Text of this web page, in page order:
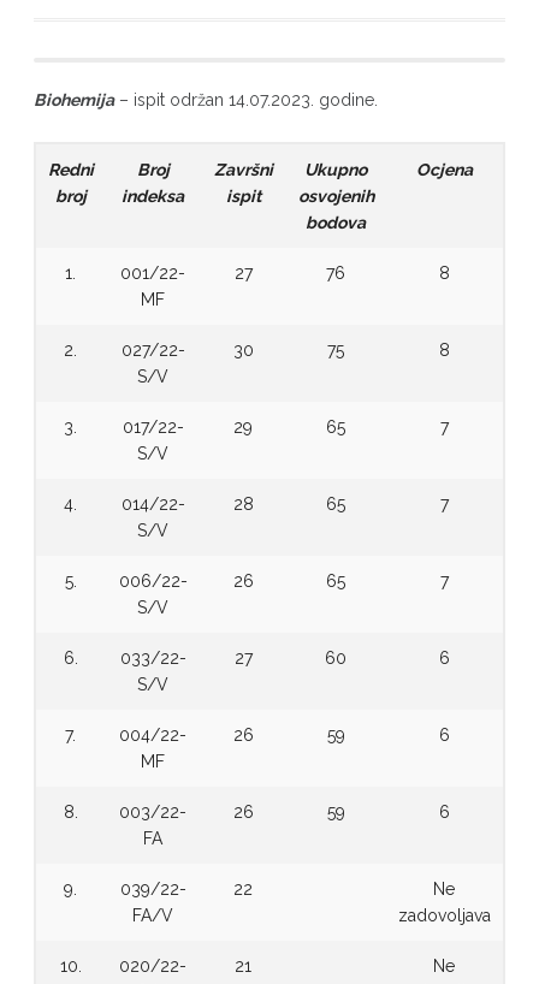
Biohemija– ispit održan 14.07.2023. godine.
Redni
broj
Broj
indeksa
Završni
ispit
Ukupno
osvojenih
bodova
Ocjena
1.
001/22-
MF
27 76 8
2.
027/22-
S/V
30 75 8
3.
017/22-
S/V
29 65 7
4.
014/22-
S/V
28 65 7
5.
006/22-
S/V
26 65 7
6.
033/22-
S/V
27 60 6
7.
004/22-
MF
26 59 6
8.
003/22-
FA
26 59 6
9.
039/22-
FA/V
22
Ne
zadovoljava
10.
020/22-
21
Ne